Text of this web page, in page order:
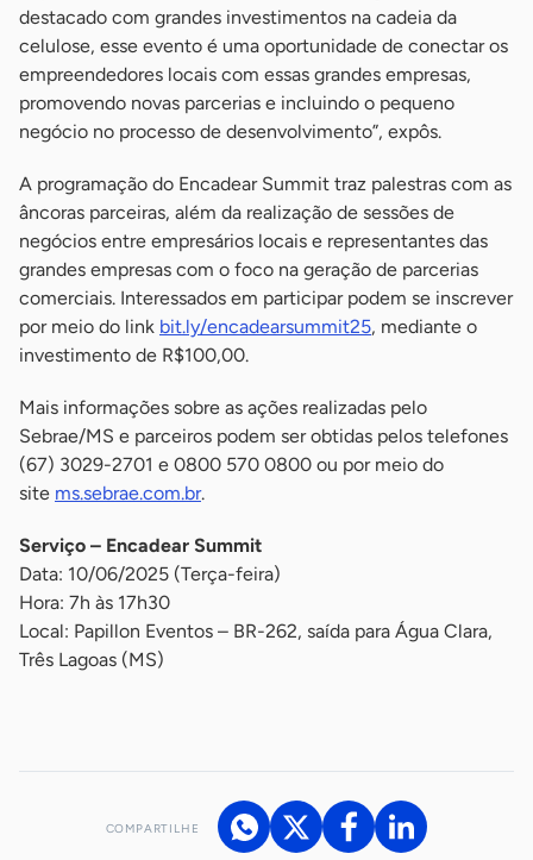
destacado com grandes investimentos na cadeia da
celulose, esse evento é uma oportunidade de conectar os
empreendedores locais com essas grandes empresas,
promovendo novas parcerias e incluindo o pequeno
negócio no processo de desenvolvimento”, expôs.
A programação do Encadear Summit traz palestras com as
âncoras parceiras, além da realização de sessões de
negócios entre empresários locais e representantes das
grandes empresas com o foco na geração de parcerias
comerciais. Interessados em participar podem se inscrever
por meio do link bit.ly/encadearsummit25, mediante o
investimento de R$100,00.
Mais informações sobre as ações realizadas pelo
Sebrae/MS e parceiros podem ser obtidas pelos telefones
(67) 3029-2701 e 0800 570 0800 ou por meio do
site ms.sebrae.com.br.
Serviço – Encadear Summit
Data: 10/06/2025 (Terça-feira)
Hora: 7h às 17h30
Local: Papillon Eventos – BR-262, saída para Água Clara,
Três Lagoas (MS)
COMPARTILHE